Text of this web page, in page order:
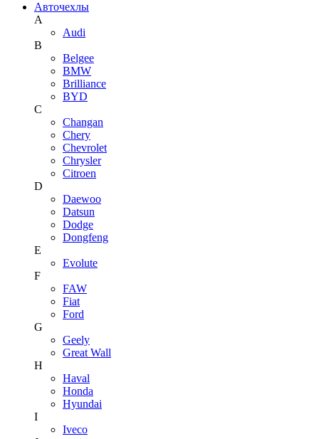
Авточехлы
A
Audi
B
Belgee
BMW
Brilliance
BYD
C
Changan
Chery
Chevrolet
Chrysler
Citroen
D
Daewoo
Datsun
Dodge
Dongfeng
E
Evolute
F
FAW
Fiat
Ford
G
Geely
Great Wall
H
Haval
Honda
Hyundai
I
Iveco